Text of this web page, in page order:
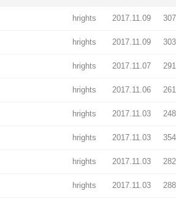
hrights 2017.11.09
hrights 2017.11.09
hrights 2017.11.07
hrights 2017.11.06
hrights 2017.11.03
hrights 2017.11.03
hrights 2017.11.03
hrights 2017.11.03